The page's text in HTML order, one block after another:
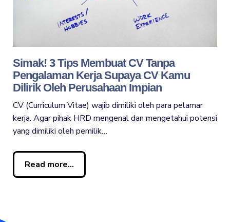
Simak! 3 Tips Membuat CV Tanpa
Pengalaman Kerja Supaya CV Kamu
Dilirik Oleh Perusahaan Impian
CV (Curriculum Vitae) wajib dimiliki oleh para pelamar
kerja. Agar pihak HRD mengenal dan mengetahui potensi
yang dimiliki oleh pemilik…
Read more...